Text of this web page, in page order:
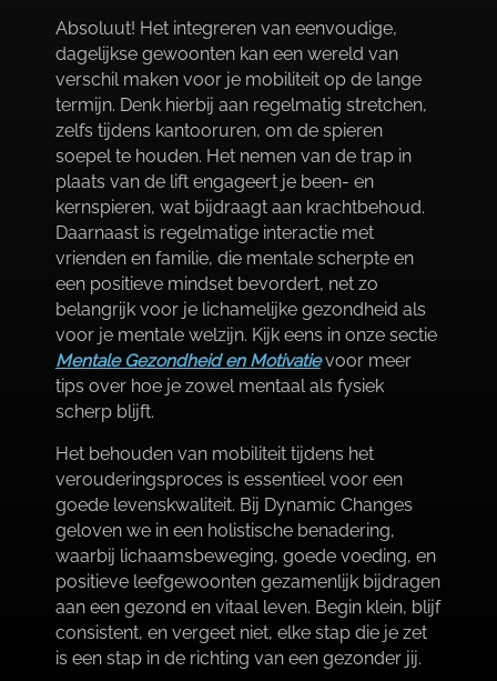
Absoluut! Het integreren van eenvoudige,
dagelijkse gewoonten kan een wereld van
verschil maken voor je mobiliteit op de lange
termijn.​ Denk hierbij aan regelmatig stretchen,
zelfs tijdens kantooruren, om de spieren
soepel te houden.​ Het nemen van de trap in
plaats van de lift engageert je been- en
kernspieren, wat bijdraagt aan krachtbehoud.​
Daarnaast is regelmatige interactie met
vrienden en familie, die mentale scherpte en
een positieve mindset bevordert, net zo
belangrijk voor je lichamelijke gezondheid als
voor je mentale welzijn.​ Kijk eens in onze sectie
Mentale Gezondheid en Motivatievoor meer
tips over hoe je zowel mentaal als fysiek
scherp blijft.​
Het behouden van mobiliteit tijdens het
verouderingsproces is essentieel voor een
goede levenskwaliteit.​ Bij Dynamic Changes
geloven we in een holistische benadering,
waarbij lichaamsbeweging, goede voeding, en
positieve leefgewoonten gezamenlijk bijdragen
aan een gezond en vitaal leven.​ Begin klein, blijf
consistent, en vergeet niet, elke stap die je zet
is een stap in de richting van een gezonder jij.​